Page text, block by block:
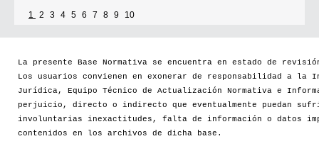
1 2 3 4 5 6 7 8 9 10
La presente Base Normativa se encuentra en estado de
Los usuarios convienen en exonerar de responsabilidad a la
Jurídica, Equipo Técnico de Actualización Normativa e
perjuicio, directo o indirecto que eventualmente puedan
involuntarias inexactitudes, falta de información o datos
contenidos en los archivos de dicha base.